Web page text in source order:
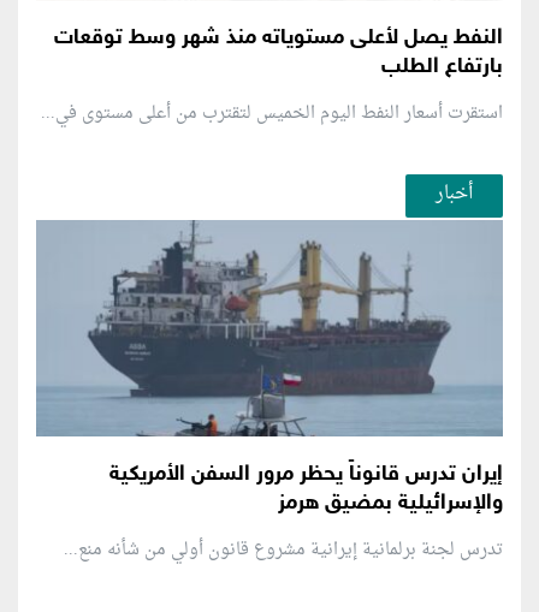
النفط يصل لأعلى مستوياته منذ شهر وسط توقعات
بارتفاع الطلب
استقرت أسعار النفط اليوم الخميس لتقترب من أعلى مستوى في...
أخبار
إيران تدرس قانوناً يحظر مرور السفن الأمريكية
والإسرائيلية بمضيق هرمز
تدرس لجنة برلمانية إيرانية مشروع قانون ⁠أولي من شأنه منع...